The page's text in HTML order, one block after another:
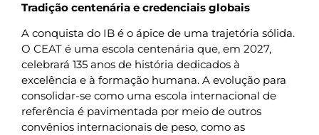
Tradição centenária e credenciais globais
A conquista do IB é o ápice de uma trajetória sólida.
O CEAT é uma escola centenária que, em 2027,
celebrará 135 anos de história dedicados à
excelência e à formação humana. A evolução para
consolidar-se como uma escola internacional de
referência é pavimentada por meio de outros
convênios internacionais de peso, como as